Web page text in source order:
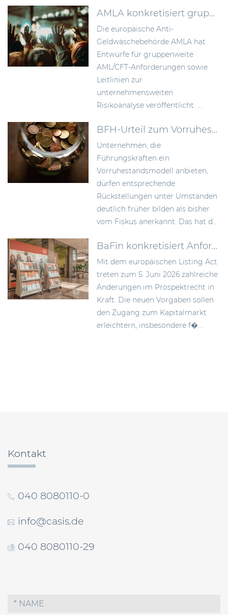
AMLA konkretisiert gruppenweite AML-Anforderungen und die unternehmensweite Risikoanalyse
Die europäische Anti-
Geldwäschebehörde AMLA hat
Entwürfe für gruppenweite
AML/CFT-Anforderungen sowie
Leitlinien zur
unternehmensweiten
Risikoanalyse veröffentlicht. ...
BFH-Urteil zum Vorruhestandsmodell: Rückstellungen früher bilden als bisher anerkannt
Unternehmen, die
Führungskräften ein
Vorruhestandsmodell anbieten,
dürfen entsprechende
Rückstellungen unter Umständen
deutlich früher bilden als bisher
vom Fiskus anerkannt. Das hat d...
BaFin konkretisiert Anforderungen an Wertpapierprospekte im Zuge des Listing Act
Mit dem europäischen Listing Act
treten zum 5. Juni 2026 zahlreiche
Änderungen im Prospektrecht in
Kraft. Die neuen Vorgaben sollen
den Zugang zum Kapitalmarkt
erleichtern, insbesondere f�...
Kontakt
040 8080110-0
info@casis.de
040 8080110-29